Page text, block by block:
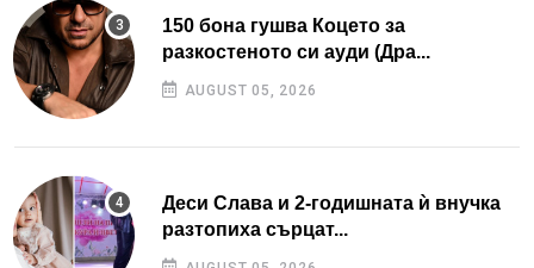
150 бона гушва Коцето за
разкостеното си ауди (Дра...
AUGUST 05, 2026
Деси Слава и 2-годишната ѝ внучка
разтопиха сърцат...